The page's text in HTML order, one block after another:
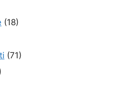
(18)
(71)